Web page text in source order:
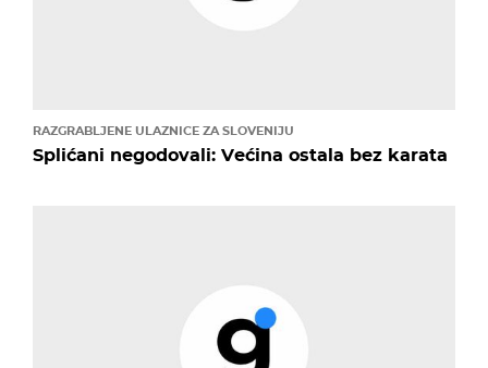
RAZGRABLJENE ULAZNICE ZA SLOVENIJU
Splićani negodovali: Većina ostala bez karata